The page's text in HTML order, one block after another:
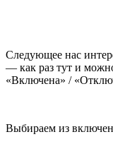
Следующее нас
— как раз тут и
«Включена» /
Выбираем из